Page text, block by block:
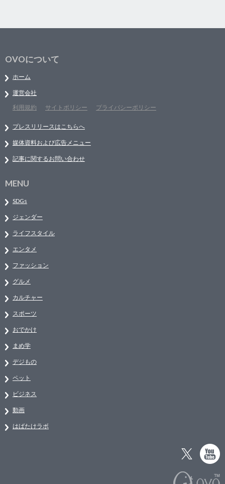
OVOについて
ホーム
運営会社
利用規約
サイトポリシー プライバシーポリシー
プレスリリースはこちらへ
媒体資料および広告メニュー
記事に関するお問い合わせ
MENU
SDGs
ジェンダー
ライフスタイル
エンタメ
ファッション
グルメ
カルチャー
スポーツ
おでかけ
まめ学
デジもの
ペット
ビジネス
動画
はばたけラボ